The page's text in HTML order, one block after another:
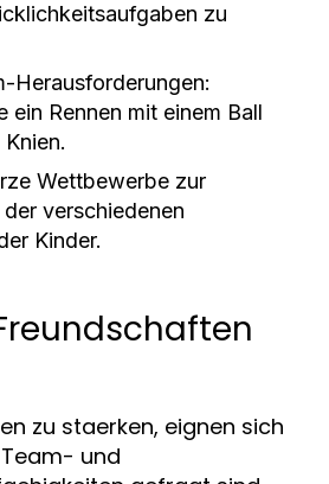
zu
Herausforderungen:
ein Rennen mit einem Ball
Wettbewerbe zur
verschiedenen
Kinder.
zu staerken, eignen sich
und